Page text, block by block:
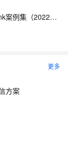
【藏经阁一起读（27）】本周推荐《Apache Flink案例集（2022版）》，你有哪些心得？
更多
方案